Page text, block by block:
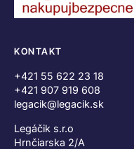
KONTAKT
+421 55 622 23 18
+421 907 919 608
legacik@legacik.sk
Legáčik s.r.o
Hrnčiarska 2/A